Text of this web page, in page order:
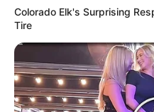
Colorado Elk's Surprising
Tire